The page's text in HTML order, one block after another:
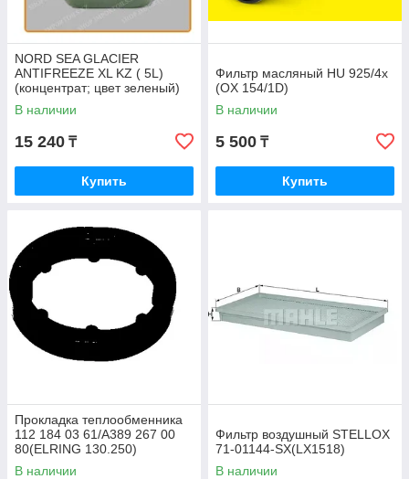
NORD SEA GLACIER
ANTIFREEZE XL KZ ( 5L)
(концентрат; цвет зеленый)
В наличии
15 240 ₸
Купить
Фильтр масляный HU 925/4x
(OX 154/1D)
В наличии
5 500 ₸
Купить
Прокладка теплообменника
112 184 03 61/A389 267 00
80(ELRING 130.250)
В наличии
Фильтр воздушный STELLOX
71-01144-SX(LX1518)
В наличии